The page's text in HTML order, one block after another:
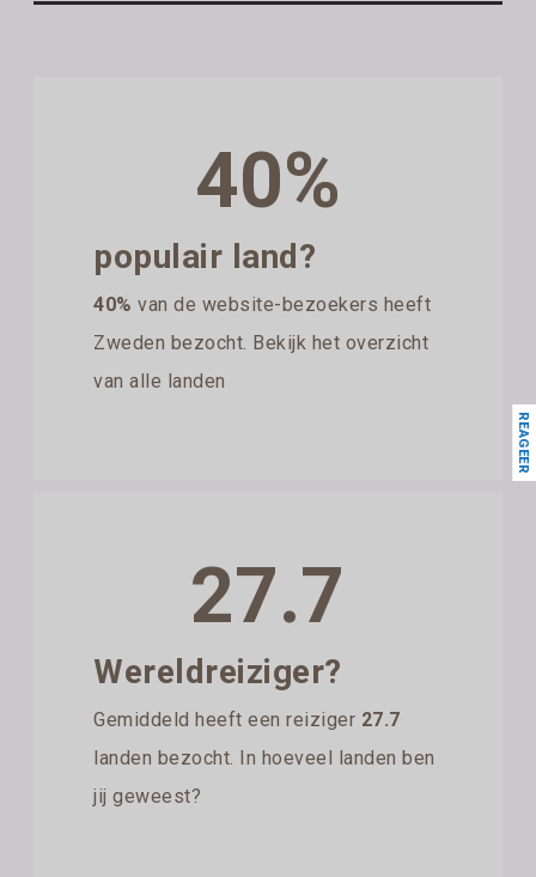
40%
populair land?
40% van de website-bezoekers heeft
Zweden bezocht. Bekijk het overzicht
van alle landen
27.7
Wereldreiziger?
Gemiddeld heeft een reiziger 27.7
landen bezocht. In hoeveel landen ben
jij geweest?
REAGEER